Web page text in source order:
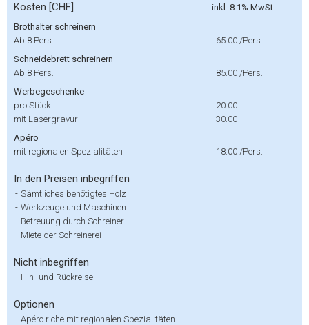
Kosten [CHF]
inkl. 8.1% MwSt.
Brothalter schreinern
Ab 8 Pers.
65.00 /Pers.
Schneidebrett schreinern
Ab 8 Pers.
85.00 /Pers.
Werbegeschenke
pro Stück
20.00
mit Lasergravur
30.00
Apéro
mit regionalen Spezialitäten
18.00 /Pers.
In den Preisen inbegriffen
- Sämtliches benötigtes Holz
- Werkzeuge und Maschinen
- Betreuung durch Schreiner
- Miete der Schreinerei
Nicht inbegriffen
- Hin- und Rückreise
Optionen
- Apéro riche mit regionalen Spezialitäten